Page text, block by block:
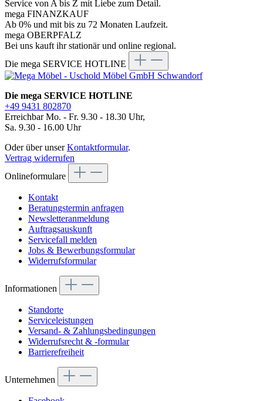
Service von A bis Z mit Liebe zum Detail.
mega FINANZKAUF
Ab 0% und mit bis zu 72 Monaten Laufzeit.
mega OBERPFALZ
Bei uns kauft ihr stationär und online regional.
Die mega SERVICE HOTLINE
Die mega SERVICE HOTLINE
+49 9431 802870
Erreichbar Mo. - Fr. 9.30 - 18.30 Uhr,
Sa. 9.30 - 16.00 Uhr
Oder über unserKontaktformular.
Vertrag widerrufen
Onlineformulare
Kontakt
Beratungstermin anfragen
Newsletteranmeldung
Auftragsauskunft
Servicefall melden
Jobs & Bewerbungsformular
Widerrufsformular
Informationen
Standorte
Serviceleistungen
Versand- & Zahlungsbedingungen
Widerrufsrecht & -formular
Barrierefreiheit
Unternehmen